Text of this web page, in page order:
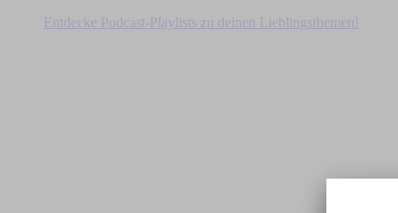
Entdecke Podcast-Playlists zu deinen Lieblingsthemen!